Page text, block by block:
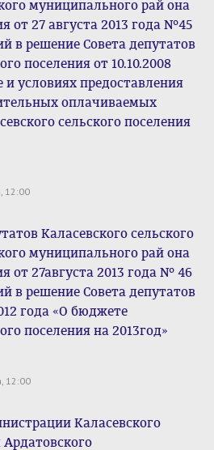
муниципального рай она
от 27 августа 2013 года №45
в решение Совета депутатов
поселения от 10.10.2008
условиях предоставления
оплачиваемых
сельского поселения
12:00
Каласевского сельского
муниципального рай она
от 27августа 2013 года № 46
в решение Совета депутатов
года «О бюджете
поселения на 2013год»
12:00
Каласевского
Ардатовского